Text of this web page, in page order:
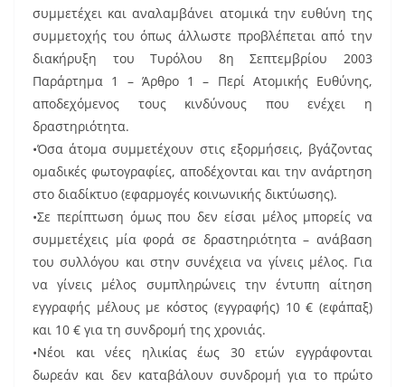
συμμετέχει και αναλαμβάνει ατομικά την ευθύνη της
συμμετοχής του όπως άλλωστε προβλέπεται από την
διακήρυξη του Τυρόλου 8η Σεπτεμβρίου 2003
Παράρτημα 1 – Άρθρο 1 – Περί Ατομικής Ευθύνης,
αποδεχόμενος τους κινδύνους που ενέχει η
δραστηριότητα.
•Όσα άτομα συμμετέχουν στις εξορμήσεις, βγάζοντας
ομαδικές φωτογραφίες, αποδέχονται και την ανάρτηση
στο διαδίκτυο (εφαρμογές κοινωνικής δικτύωσης).
•Σε περίπτωση όμως που δεν είσαι μέλος μπορείς να
συμμετέχεις μία φορά σε δραστηριότητα – ανάβαση
του συλλόγου και στην συνέχεια να γίνεις μέλος. Για
να γίνεις μέλος συμπληρώνεις την έντυπη αίτηση
εγγραφής μέλους με κόστος (εγγραφής) 10 € (εφάπαξ)
και 10 € για τη συνδρομή της χρονιάς.
•Νέοι και νέες ηλικίας έως 30 ετών εγγράφονται
δωρεάν και δεν καταβάλουν συνδρομή για το πρώτο